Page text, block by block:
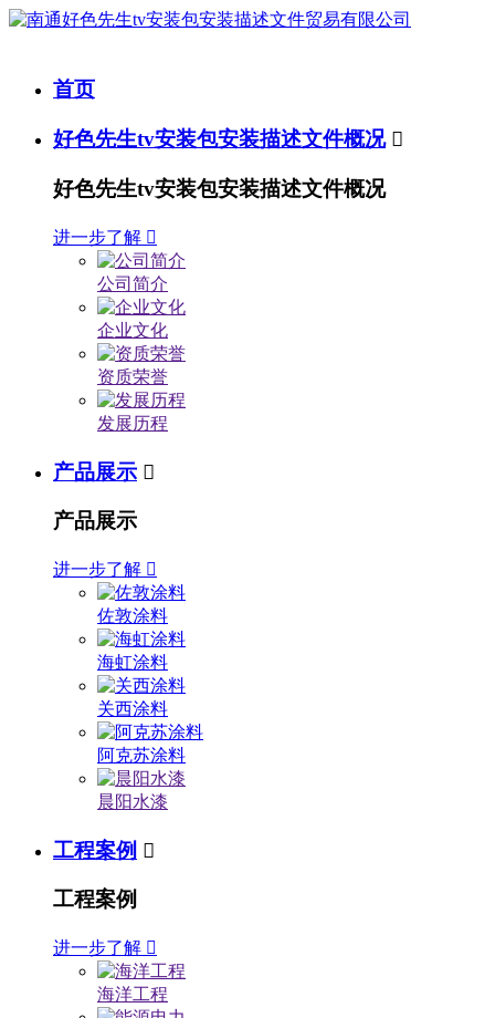
首页
好色先生tv安装包安装描述文件概况 
好色先生tv安装包安装描述文件概况
进一步了解 
公司简介
企业文化
资质荣誉
发展历程
产品展示 
产品展示
进一步了解 
佐敦涂料
海虹涂料
关西涂料
阿克苏涂料
晨阳水漆
工程案例 
工程案例
进一步了解 
海洋工程